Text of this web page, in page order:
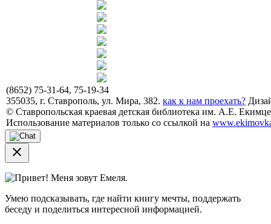
(8652) 75-31-64, 75-19-34
355035, г. Ставрополь, ул. Мира, 382. как к нам проехать?
© Ставропольская краевая детская библиотека им. А.Е.
Использование материалов только со ссылкой на
close
Привет! Меня зовут Емеля.
Умею подсказывать, где найти книгу мечты, поддержать
беседу и поделиться интересной информацией.